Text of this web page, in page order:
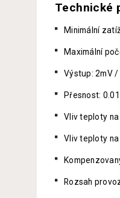
Technické
Minimální
Maximální
Výstup: 2mV /
Přesnost:
Vliv teploty na
Vliv teploty
Rozsah